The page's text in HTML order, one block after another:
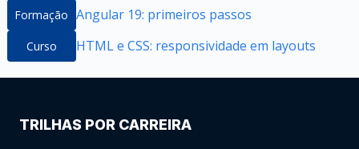
Formação Angular 19: primeiros passos
Curso HTML e CSS: responsividade em layouts
TRILHAS POR CARREIRA